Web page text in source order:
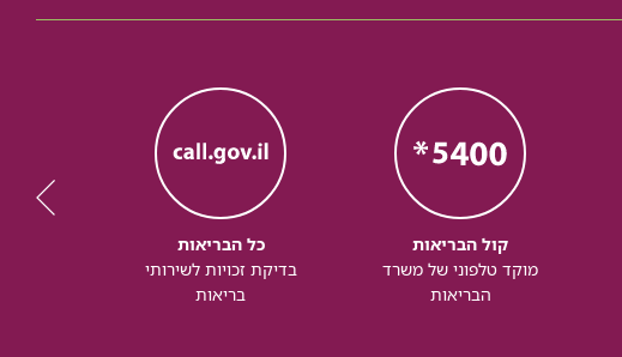
קול הבריאות
מוקד טלפוני של משרד
הבריאות
כל הבריאות
בדיקת זכויות לשירותי
בריאות